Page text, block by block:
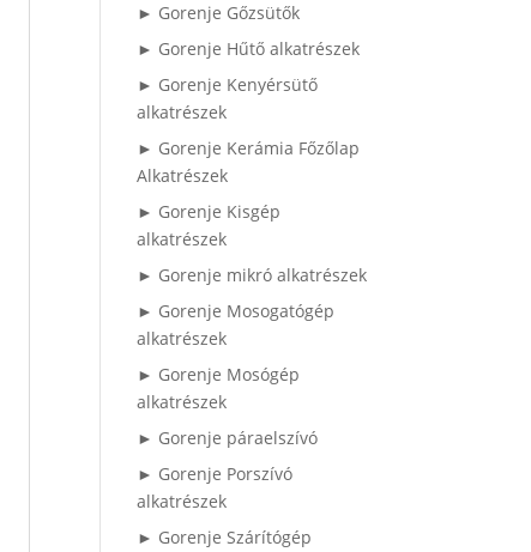
► Gorenje Gőzsütők
► Gorenje Hűtő alkatrészek
► Gorenje Kenyérsütő
alkatrészek
► Gorenje Kerámia Főzőlap
Alkatrészek
► Gorenje Kisgép
alkatrészek
► Gorenje mikró alkatrészek
► Gorenje Mosogatógép
alkatrészek
► Gorenje Mosógép
alkatrészek
► Gorenje páraelszívó
► Gorenje Porszívó
alkatrészek
► Gorenje Szárítógép